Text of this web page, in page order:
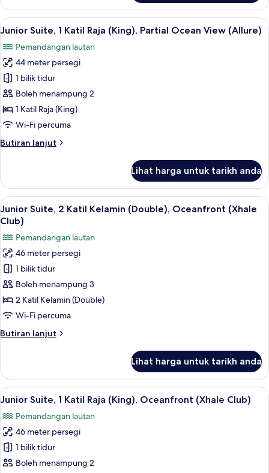
(Allure)
Suite,
Katil
(King),
Ocean
View
(Allure)
Lihat
semua
foto
untuk
Junior
Suite,
1
Katil
(King),
View
(Allure)
Peralatan tempat tidur premium,
5
Junior Suite, 1 Katil Raja (King), Partial Ocean View (Allure)
Pemandangan lautan
44 meter persegi
1 bilik tidur
Boleh menampung 2
1 Katil Raja (King)
Wi-Fi percuma
Butiran lanjut
Butiran
Suite,
Katil
Raja
(King),
Partial
Ocean
View
(Allure)
Lihat harga untuk tarikh anda
Lihat
semua
foto
untuk
Junior
Suite,
2
Katil
Kelamin
Oceanfront
Peralatan tempat tidur premium,
7
Junior Suite, 2 Katil Kelamin (Double), Oceanfront (Xhale
Club)
Pemandangan lautan
46 meter persegi
1 bilik tidur
Boleh menampung 3
2 Katil Kelamin (Double)
Wi-Fi percuma
Butiran lanjut
Butiran
Suite,
Katil
(Double),
Oceanfront
(Xhale
Club)
Lihat harga untuk tarikh anda
Lihat
semua
foto
untuk
Junior
Suite,
Peralatan tempat tidur premium,
8
Junior Suite, 1 Katil Raja (King), Oceanfront (Xhale Club)
Pemandangan lautan
46 meter persegi
1 bilik tidur
Boleh menampung 2